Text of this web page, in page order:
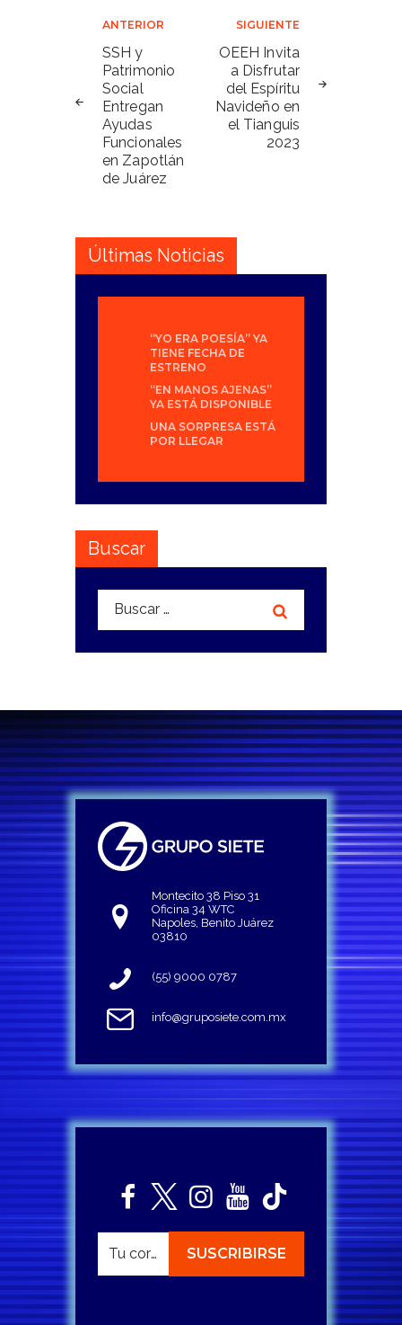
Navegación
de
entradas
ANTERIOR
SSH y
Patrimonio
Social
Entregan
Ayudas
Funcionales
en Zapotlán
de Juárez
SIGUIENTE
OEEH Invita
a Disfrutar
del Espíritu
Navideño en
el Tianguis
2023
Últimas Noticias
“YO ERA POESÍA” YA
TIENE FECHA DE
ESTRENO
“EN MANOS AJENAS”
YA ESTÁ DISPONIBLE
UNA SORPRESA ESTÁ
POR LLEGAR
Buscar
Buscar:
Montecito 38 Piso 31
Oficina 34 WTC
Napoles, Benito Juárez
03810
(55) 9000 0787
info@gruposiete.com.mx